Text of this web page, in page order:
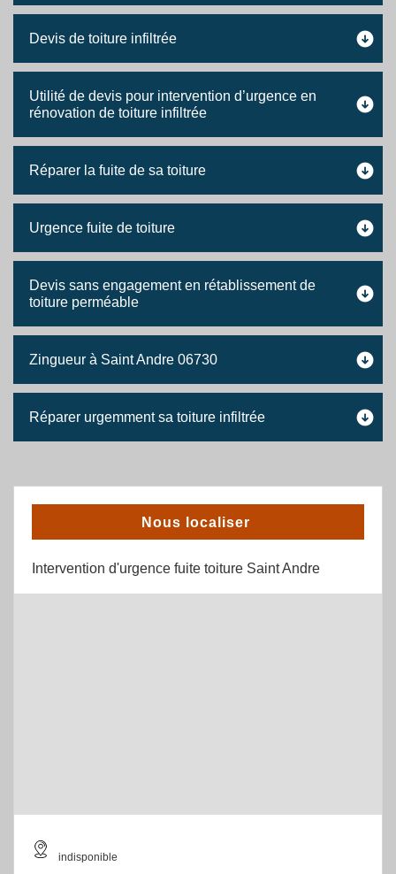
Devis de toiture infiltrée
Utilité de devis pour intervention d’urgence en
rénovation de toiture infiltrée
Réparer la fuite de sa toiture
Urgence fuite de toiture
Devis sans engagement en rétablissement de
toiture perméable
Zingueur à Saint Andre 06730
Réparer urgemment sa toiture infiltrée
Nous localiser
Intervention d'urgence fuite toiture Saint Andre
indisponible